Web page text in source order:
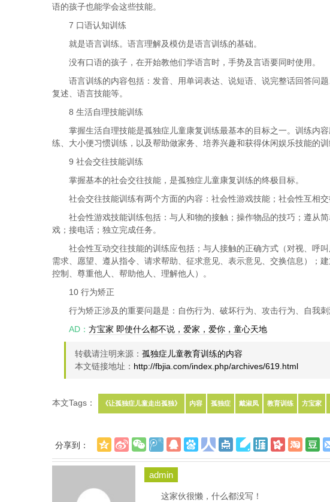
语的孩子也能学会这些技能。
7 口语认知训练
就是语言训练。语言理解及模仿是语言训练的基础。
没有口语的孩子，在开始教他们学语言时，手势及言语要同时使用。
语言训练的内容包括：发音、用单词表达、说短语、说完整话回答问
复述、语言技能等。
8 生活自理技能训练
掌握生活自理技能是孤独症儿童康复训练最基本的目标之一。训练内
练、大小便习惯训练，以及帮助做家务、培养兴趣和获得休闲娱乐技能的训
9 社会交往技能训练
掌握基本的社会交往技能，是孤独症儿童康复训练的终极目标。
社会交往技能训练有两个方面的内容：社会性游戏技能；社会性互相交
社会性游戏技能训练包括：与人和物的接触；操作物品的技巧；遵从
戏；接电话；独立完成任务。
社会性互动交往技能的训练应包括；与人接触的正确方式（对视、呼
需求、愿望、遵从指令、请求帮助、征求意见、表示意见、交换信息）；
控制、尊重他人、帮助他人、理解他人）。
10 行为矫正
行为矫正涉及的重要问题是：自伤行为、破坏行为、攻击行为、自我
AD： 方宝家 即使什么都不说，爱家，爱你，童心天地
转载请注明来源： 孤独症儿童教育训练的内容
本文链接地址： http://fbjia.com/index.php/archives/619.html
本文Tags： 《让孤独症儿童走出孤独》 内容 孤独症 戴淑凤 教育训练 方宝家
分享到：
admin
这家伙很懒，什么都没写！